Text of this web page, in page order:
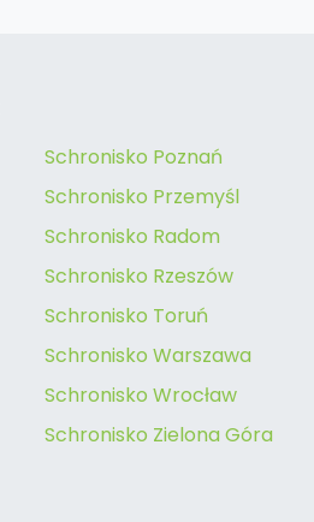
Schronisko Poznań
Schronisko Przemyśl
Schronisko Radom
Schronisko Rzeszów
Schronisko Toruń
Schronisko Warszawa
Schronisko Wrocław
Schronisko Zielona Góra